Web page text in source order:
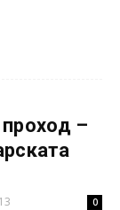
–
0